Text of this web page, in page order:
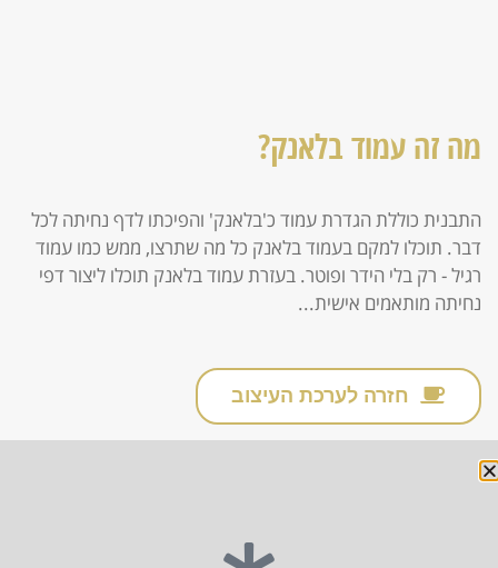
מה זה עמוד בלאנק?
התבנית כוללת הגדרת עמוד כ'בלאנק' והפיכתו לדף נחיתה לכל
דבר. תוכלו למקם בעמוד בלאנק כל מה שתרצו, ממש כמו עמוד
רגיל - רק בלי הידר ופוטר. בעזרת עמוד בלאנק תוכלו ליצור דפי
נחיתה מותאמים אישית...
חזרה לערכת העיצוב